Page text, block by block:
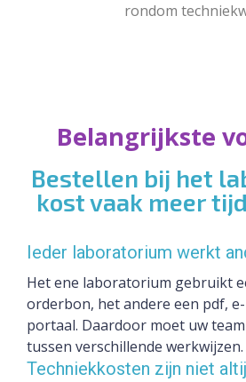
rondom
Belangrijkste
Bestellen bij het
kost vaak meer
Ieder laboratorium werkt
Het ene laboratorium gebruikt
orderbon, het andere een pdf,
portaal. Daardoor moet uw
tussen verschillende werkwijzen.
Techniekkosten zijn niet